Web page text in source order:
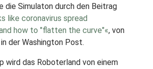
die Simulaton durch den Beitrag
like coronavirus spread
how to "flatten the curve"«, von
der Washington Post.
wird das Roboterland von einem